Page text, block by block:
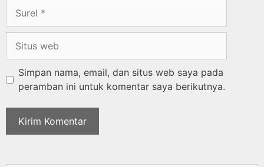
Simpan nama, email, dan situs web saya pada
peramban ini untuk komentar saya berikutnya.